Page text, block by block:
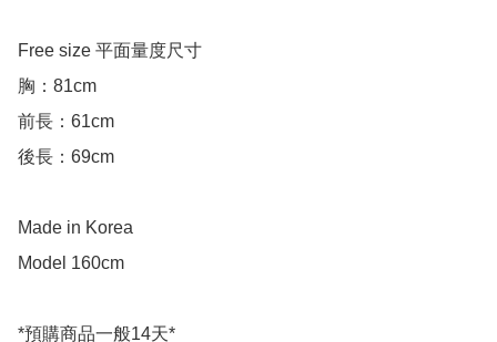
Free size 平面量度尺寸
胸：81cm
前長：61cm
後長：69cm
Made in Korea
Model 160cm
*預購商品一般14天*